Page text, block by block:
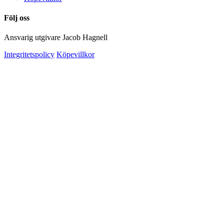
Följ oss
Ansvarig utgivare Jacob Hagnell
Integritetspolicy Köpevillkor